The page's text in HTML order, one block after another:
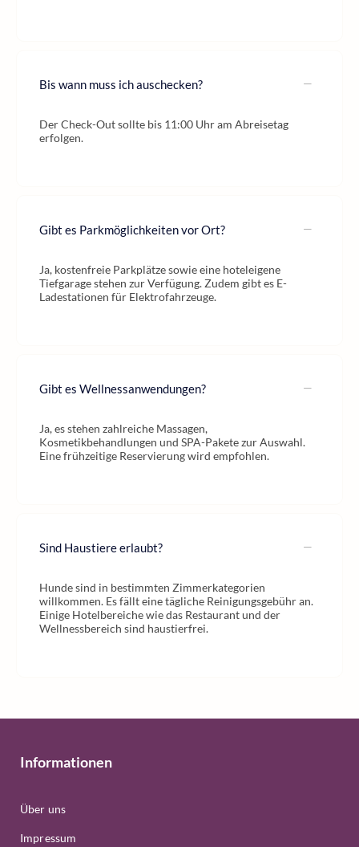
Bis wann muss ich auschecken?
Der Check-Out sollte bis 11:00 Uhr am Abreisetag
erfolgen.
Gibt es Parkmöglichkeiten vor Ort?
Ja, kostenfreie Parkplätze sowie eine hoteleigene
Tiefgarage stehen zur Verfügung. Zudem gibt es E-
Ladestationen für Elektrofahrzeuge.
Gibt es Wellnessanwendungen?
Ja, es stehen zahlreiche Massagen,
Kosmetikbehandlungen und SPA-Pakete zur Auswahl.
Eine frühzeitige Reservierung wird empfohlen.
Sind Haustiere erlaubt?
Hunde sind in bestimmten Zimmerkategorien
willkommen. Es fällt eine tägliche Reinigungsgebühr an.
Einige Hotelbereiche wie das Restaurant und der
Wellnessbereich sind haustierfrei.
Informationen
Über uns
Impressum